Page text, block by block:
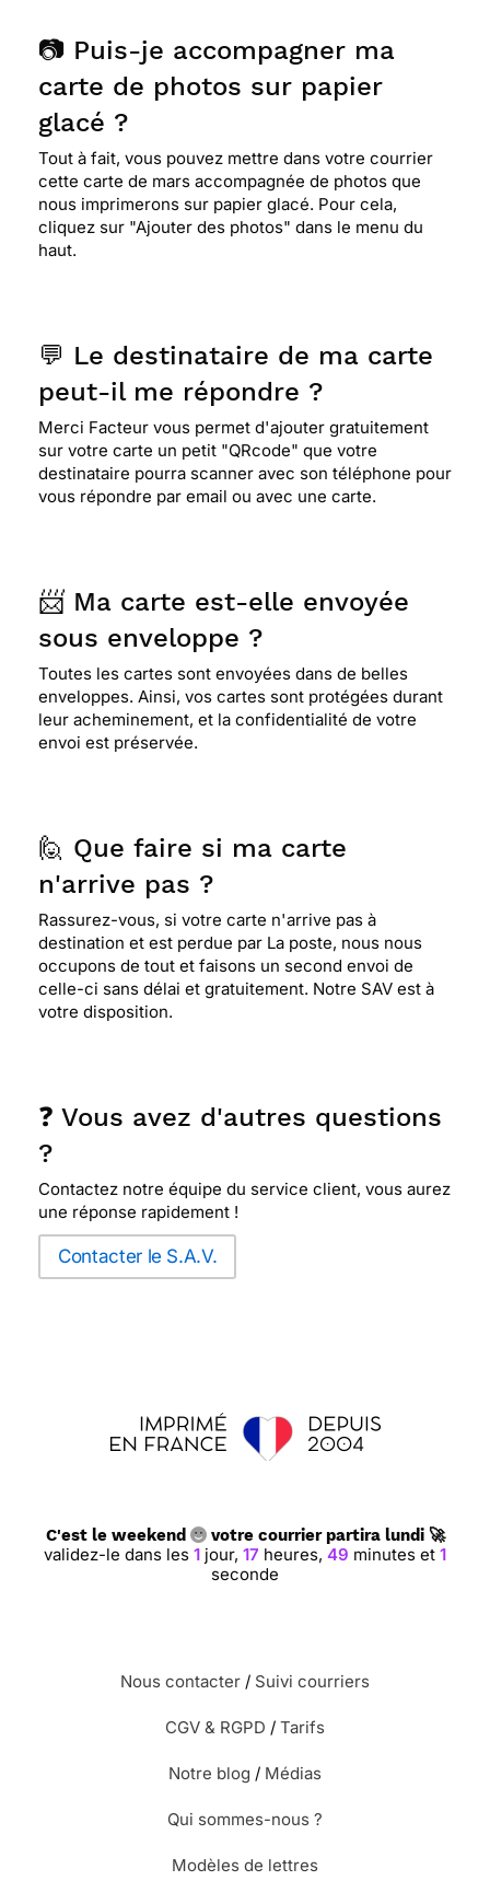
📷 Puis-je accompagner ma
carte de photos sur papier
glacé ?
Tout à fait, vous pouvez mettre dans votre courrier
cette carte de mars accompagnée de photos que
nous imprimerons sur papier glacé. Pour cela,
cliquez sur "Ajouter des photos" dans le menu du
haut.
💬 Le destinataire de ma carte
peut-il me répondre ?
Merci Facteur vous permet d'ajouter gratuitement
sur votre carte un petit "QRcode" que votre
destinataire pourra scanner avec son téléphone pour
vous répondre par email ou avec une carte.
📨 Ma carte est-elle envoyée
sous enveloppe ?
Toutes les cartes sont envoyées dans de belles
enveloppes. Ainsi, vos cartes sont protégées durant
leur acheminement, et la confidentialité de votre
envoi est préservée.
🙋 Que faire si ma carte
n'arrive pas ?
Rassurez-vous, si votre carte n'arrive pas à
destination et est perdue par La poste, nous nous
occupons de tout et faisons un second envoi de
celle-ci sans délai et gratuitement. Notre SAV est à
votre disposition.
❓ Vous avez d'autres questions
?
Contactez notre équipe du service client, vous aurez
une réponse rapidement !
Contacter le S.A.V.
C'est le weekend votre courrier partira lundi 🚀
validez-le dans les 1jour, 17heures, 49minutes et 0
secondes
Nous contacter / Suivi courriers
CGV & RGPD / Tarifs
Notre blog / Médias
Qui sommes-nous ?
Modèles de lettres